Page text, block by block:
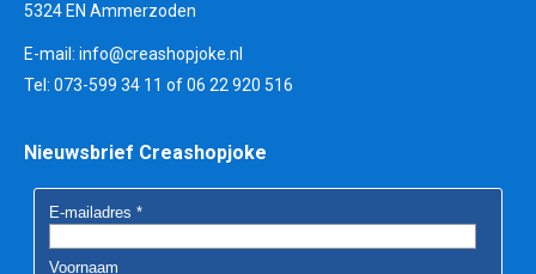
5324 EN Ammerzoden
E-mail: info@creashopjoke.nl
Tel: 073-599 34 11 of 06 22 920 516
Nieuwsbrief Creashopjoke